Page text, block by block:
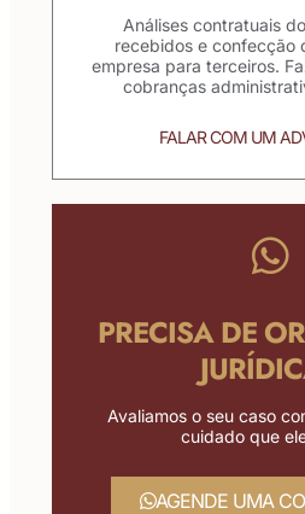
Análises contratuais
recebidos e confecção
empresa para terceiros.
cobranças
FALAR COM UM
PRECISA DE
Avaliamos o seu caso
cuidado que
AGENDE UMA